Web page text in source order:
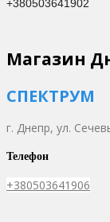
+380503641902
Магазин
СПЕКТРУМ
г. Днепр, ул.
Телефон
+380503641906